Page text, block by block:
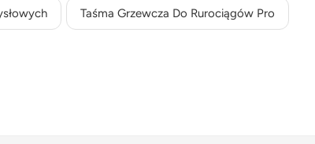
topiący śniegSystem stanowi kompleksowe
linie torówEnergooszczędna
Taśma Grzewcza Do Rurociągów Pro